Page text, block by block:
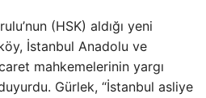
(HSK) aldığı yeni
İstanbul Anadolu ve
mahkemelerinin yargı
Gürlek, “İstanbul asliye